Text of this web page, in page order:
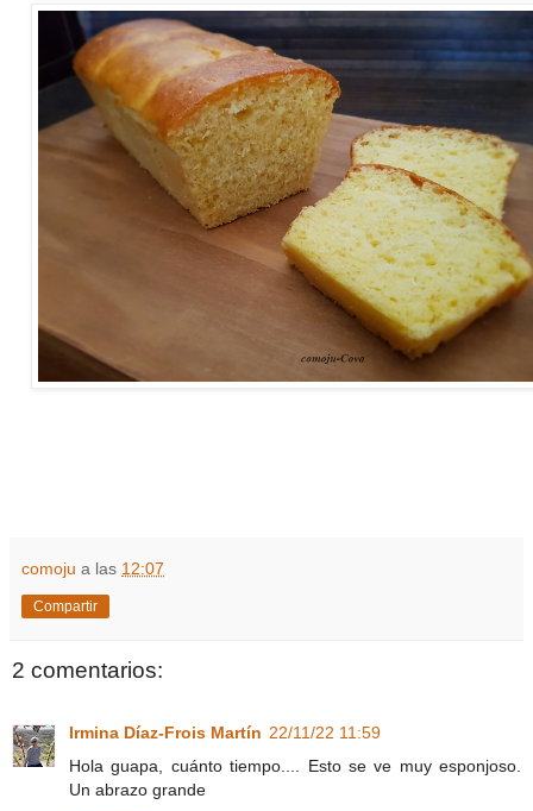
comoju a las 12:07
Compartir
2 comentarios:
Irmina Díaz-Frois Martín 22/11/22 11:59
Hola guapa, cuánto tiempo.... Esto se ve muy esponjoso.
Un abrazo grande